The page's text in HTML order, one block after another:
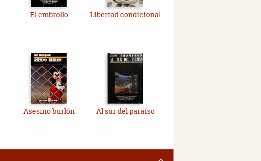
El embrollo Libertad condicional
Asesino burlón Al sur del paraíso